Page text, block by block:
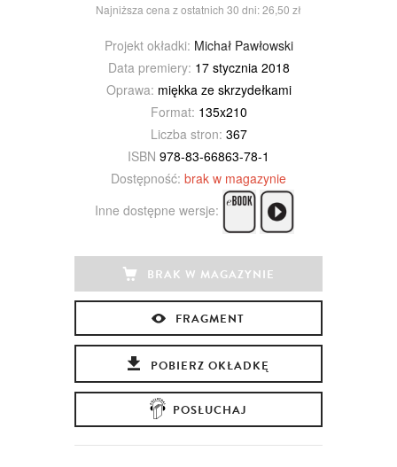
Najniższa cena z ostatnich 30 dni: 26,50 zł
Projekt okładki: Michał Pawłowski
Data premiery: 17 stycznia 2018
Oprawa: miękka ze skrzydełkami
Format: 135x210
Liczba stron: 367
ISBN 978-83-66863-78-1
Dostępność: brak w magazynie
Inne dostępne wersje:
BRAK W MAGAZYNIE
FRAGMENT
POBIERZ OKŁADKĘ
POSŁUCHAJ